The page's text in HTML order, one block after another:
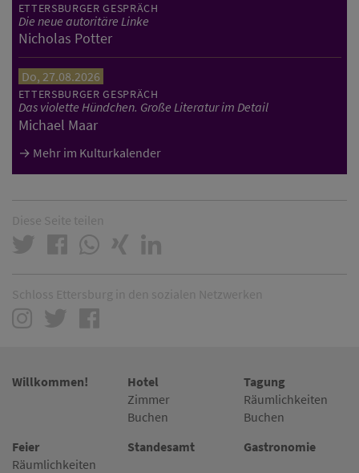
ETTERSBURGER GESPRÄCH
Die neue autoritäre Linke
Nicholas Potter
Do, 27.08.2026
ETTERSBURGER GESPRÄCH
Das violette Hündchen. Große Literatur im Detail
Michael Maar
Mehr im Kulturkalender
Diese Seite teilen
Schloss Ettersburg in den sozialen Netzwerken
Willkommen!
Hotel
Zimmer
Buchen
Tagung
Räumlichkeiten
Buchen
Feier
Räumlichkeiten
Standesamt Gastronomie